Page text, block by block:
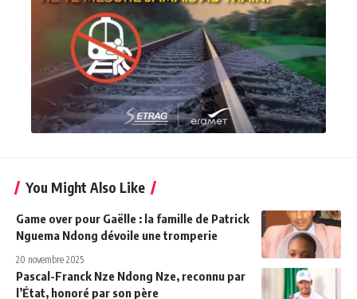
You Might Also Like
Game over pour Gaëlle : la famille de Patrick
Nguema Ndong dévoile une tromperie
20 novembre 2025
Pascal-Franck Nze Ndong Nze, reconnu par
l’État, honoré par son père